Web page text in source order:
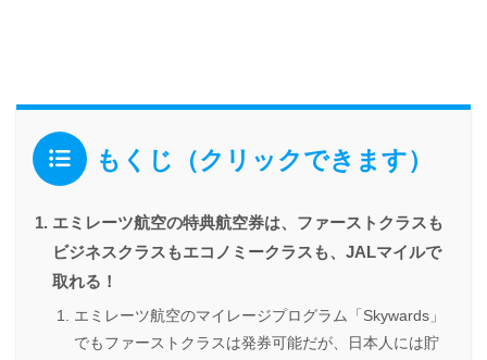
もくじ（クリックできます）
エミレーツ航空の特典航空券は、ファーストクラスも
ビジネスクラスもエコノミークラスも、JALマイルで
取れる！
エミレーツ航空のマイレージプログラム「Skywards」
でもファーストクラスは発券可能だが、日本人には貯